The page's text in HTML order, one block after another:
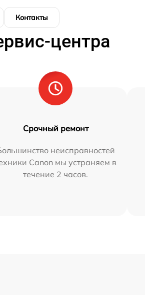
Контакты
центра
Срочный ремонт
неисправностей
Canon мы устраняем в
течение 2 часов.